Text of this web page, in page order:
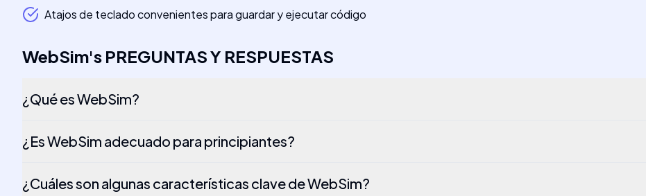
Atajos de teclado convenientes para guardar y ejecutar código
WebSim's PREGUNTAS Y RESPUESTAS
¿Qué es WebSim?
¿Es WebSim adecuado para principiantes?
¿Cuáles son algunas características clave de WebSim?